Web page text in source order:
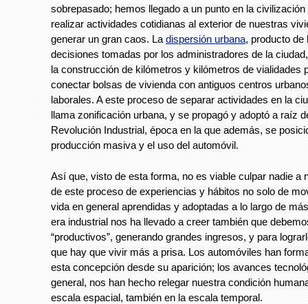
sobrepasado; hemos llegado a un punto en la civilización
realizar actividades cotidianas al exterior de nuestras
generar un gran caos. La dispersión urbana, producto de
decisiones tomadas por los administradores de la
la construcción de kilómetros y kilómetros de vialidades
conectar bolsas de vivienda con antiguos centros
laborales. A este proceso de separar actividades en la
llama zonificación urbana, y se propagó y adoptó a raíz
Revolución Industrial, época en la que además, se
producción masiva y el uso del automóvil.
Así que, visto de esta forma, no es viable culpar nadie a
de este proceso de experiencias y hábitos no solo de
vida en general aprendidas y adoptadas a lo largo de
era industrial nos ha llevado a creer también que
“productivos”, generando grandes ingresos, y para
que hay que vivir más a prisa. Los automóviles han
esta concepción desde su aparición; los avances
general, nos han hecho relegar nuestra condición
escala espacial, también en la escala temporal.